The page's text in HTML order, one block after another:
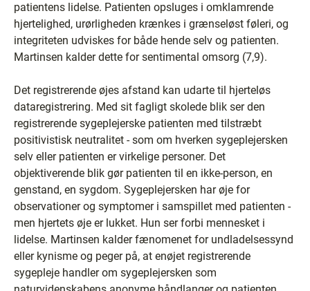
patientens lidelse. Patienten opsluges i omklamrende
hjertelighed, urørligheden krænkes i grænseløst føleri, og
integriteten udviskes for både hende selv og patienten.
Martinsen kalder dette for sentimental omsorg (7,9).
Det registrerende øjes afstand kan udarte til hjerteløs
dataregistrering. Med sit fagligt skolede blik ser den
registrerende sygeplejerske patienten med tilstræbt
positivistisk neutralitet - som om hverken sygeplejersken
selv eller patienten er virkelige personer. Det
objektiverende blik gør patienten til en ikke-person, en
genstand, en sygdom. Sygeplejersken har øje for
observationer og symptomer i samspillet med patienten -
men hjertets øje er lukket. Hun ser forbi mennesket i
lidelse. Martinsen kalder fænomenet for undladelsessynd
eller kynisme og peger på, at enøjet registrerende
sygepleje handler om sygeplejersken som